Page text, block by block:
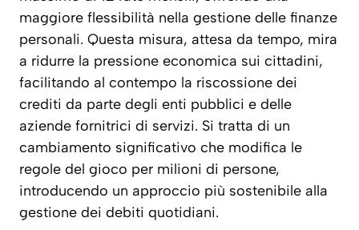
maggiore flessibilità nella gestione delle finanze
personali. Questa misura, attesa da tempo, mira
a ridurre la pressione economica sui cittadini,
facilitando al contempo la riscossione dei
crediti da parte degli enti pubblici e delle
aziende fornitrici di servizi. Si tratta di un
cambiamento significativo che modifica le
regole del gioco per milioni di persone,
introducendo un approccio più sostenibile alla
gestione dei debiti quotidiani.